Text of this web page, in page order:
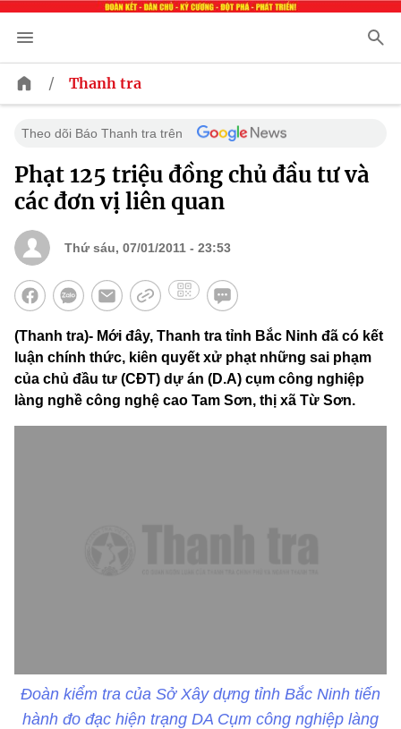
/ Thanh tra
Theo dõi Báo Thanh tra trên
Phạt 125 triệu đồng chủ đầu tư và
các đơn vị liên quan
Thứ sáu, 07/01/2011 - 23:53
(Thanh tra)- Mới đây, Thanh tra tỉnh Bắc Ninh đã có kết
luận chính thức, kiên quyết xử phạt những sai phạm
của chủ đầu tư (CĐT) dự án (D.A) cụm công nghiệp
làng nghề công nghệ cao Tam Sơn, thị xã Từ Sơn.
Đoàn kiểm tra của Sở Xây dựng tỉnh Bắc Ninh tiến
hành đo đạc hiện trạng DA Cụm công nghiệp làng